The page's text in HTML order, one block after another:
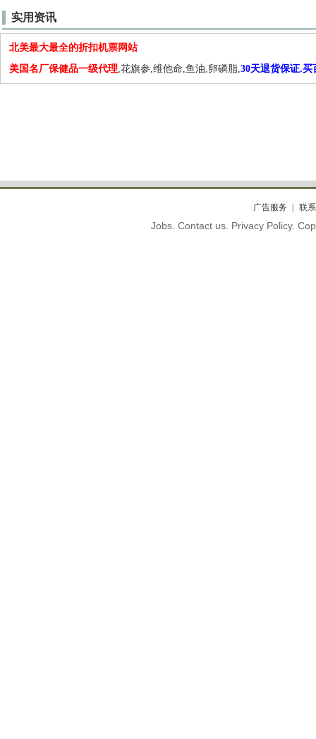
实用资讯
北美最大最全的折扣机票网站
美国名厂保健品一级代理,花旗参,维他命,鱼油,卵磷脂,30天退货保证.买
广告服务 联
Jobs. Contact us. Privacy Policy.